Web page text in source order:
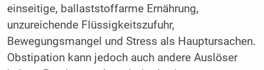
einseitige, ballaststoffarme Ernährung,
unzureichende Flüssigkeitszufuhr,
Bewegungsmangel und Stress als Hauptursachen.
Obstipation kann jedoch auch andere Auslöser